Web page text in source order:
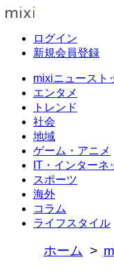
ログイン
新規会員登録
mixiニュースト
エンタメ
トレンド
社会
地域
ゲーム・アニメ
IT・インターネ
スポーツ
海外
コラム
ライフスタイル
ホーム